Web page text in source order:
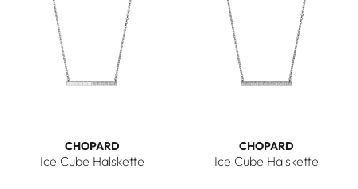
CHOPARD
Ice Cube Halskette
CHOPARD
Ice Cube Halskette